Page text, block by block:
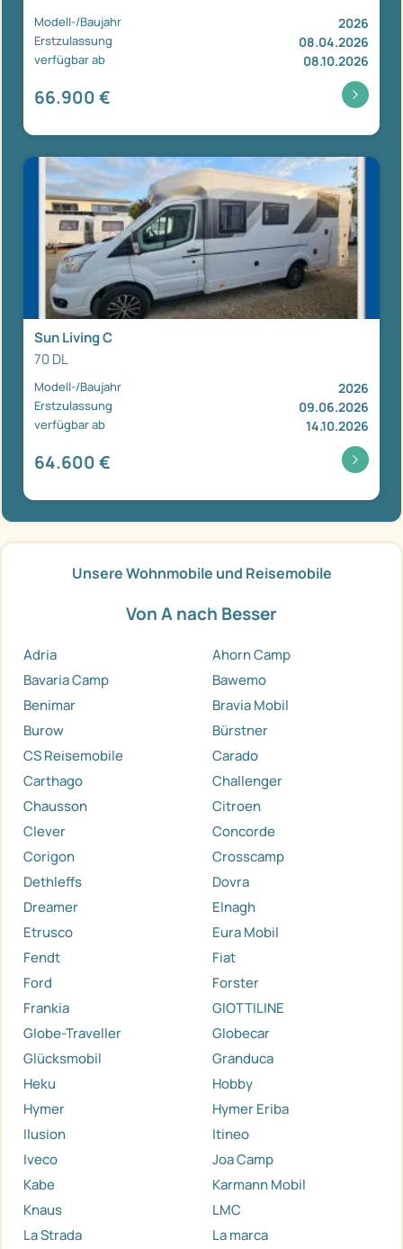
Modell-/Baujahr 2026
Erstzulassung 08.04.2026
verfügbar ab 08.10.2026
66.900 €
Sun Living C
70 DL
Modell-/Baujahr 2026
Erstzulassung 09.06.2026
verfügbar ab 14.10.2026
64.600 €
Unsere Wohnmobile und Reisemobile
Von A nach Besser
Adria
Ahorn Camp
Bavaria Camp
Bawemo
Benimar
Bravia Mobil
Burow
Bürstner
CS Reisemobile
Carado
Carthago
Challenger
Chausson
Citroen
Clever
Concorde
Corigon
Crosscamp
Dethleffs
Dovra
Dreamer
Elnagh
Etrusco
Eura Mobil
Fendt
Fiat
Ford
Forster
Frankia
GIOTTILINE
Globe-Traveller
Globecar
Glücksmobil
Granduca
Heku
Hobby
Hymer
Hymer Eriba
Ilusion
Itineo
Iveco
Joa Camp
Kabe
Karmann Mobil
Knaus
LMC
La Strada
La marca